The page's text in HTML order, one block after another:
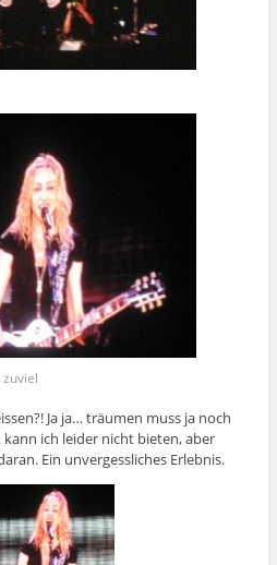
Ja ja… träumen muss ja noch
ich leider nicht bieten, aber
Ein unvergessliches Erlebnis.